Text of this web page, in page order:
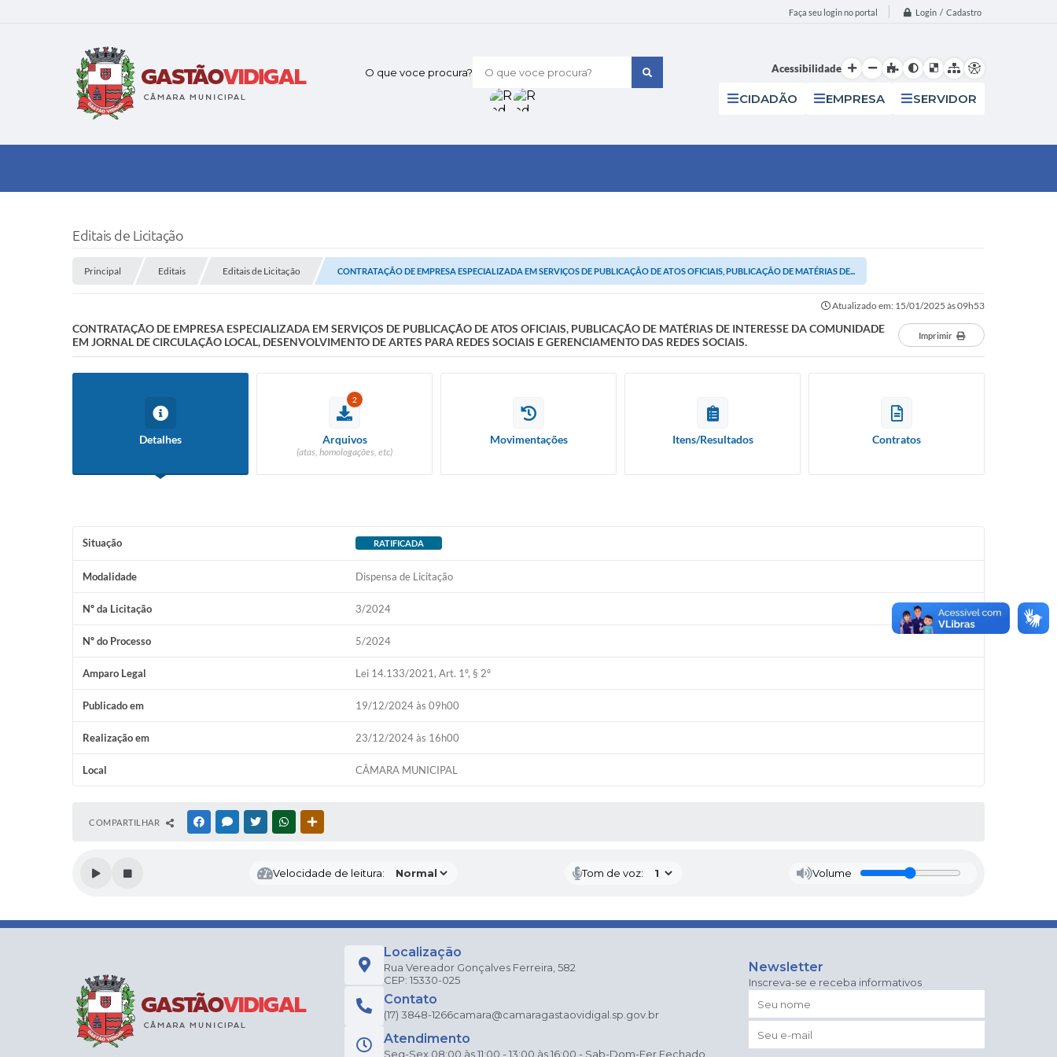
Faça seu login no portal Login / Cadastro
O que voce procura? Acessibilidade
CIDADÃO EMPRESA SERVIDOR
Editais de Licitação
Principal Editais Editais de Licitação CONTRATAÇÃO DE EMPRESA ESPECIALIZADA EM SERVIÇOS DE PUBLICAÇÃO DE ATOS OFICIAIS, PUBLICAÇÃO DE MATÉRIAS DE...
Atualizado em: 15/01/2025 às 09h53
CONTRATAÇÃO DE EMPRESA ESPECIALIZADA EM SERVIÇOS DE PUBLICAÇÃO DE ATOS OFICIAIS, PUBLICAÇÃO DE MATÉRIAS DE INTERESSE DA COMUNIDADE
EM JORNAL DE CIRCULAÇÃO LOCAL, DESENVOLVIMENTO DE ARTES PARA REDES SOCIAIS E GERENCIAMENTO DAS REDES SOCIAIS.
Imprimir
Detalhes
2
Arquivos
(atas, homologações, etc)
Movimentações Itens/Resultados Contratos
Situação RATIFICADA
Modalidade Dispensa de Licitação
Nº da Licitação 3/2024
Nº do Processo 5/2024
Amparo Legal Lei 14.133/2021, Art. 1º, § 2º
Publicado em 19/12/2024 às 09h00
Realização em 23/12/2024 às 16h00
Local CÂMARA MUNICIPAL
COMPARTILHAR FACEBOOKMESSENGER
TWITTERWHATSAPP
Velocidade de leitura: Tom de voz: Volume
Localização
Rua Vereador Gonçalves Ferreira, 582
CEP: 15330-025
Contato
(17) 3848-1266camara@camaragastaovidigal.sp.gov.br
Atendimento
Seg-Sex 08:00 às 11:00 - 13:00 às 16:00 - Sab-Dom-Fer Fechado
Newsletter
Inscreva-se e receba informativos